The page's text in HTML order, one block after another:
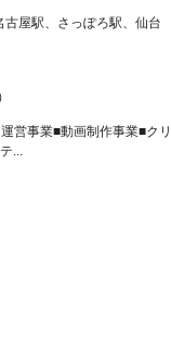
屋駅、さっぽろ駅、仙台
営事業■動画制作事業■クリ
...